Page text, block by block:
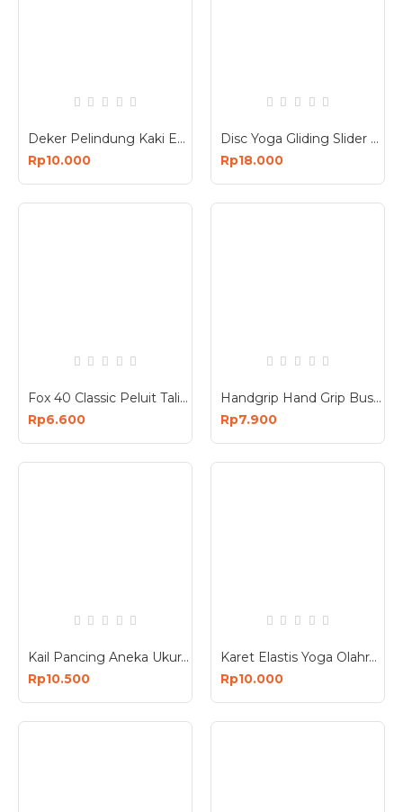
Deker Pelindung Kaki Engkel Telaisi Ankle Support Dekker
Rp10.000
Disc Yoga Gliding Slider 2 Pcs Bahan PVC EVA
Rp18.000
Fox 40 Classic Peluit Tali Fox40 Pluit Olahraga
Rp6.600
Handgrip Hand Grip Busa Foam Latihan Otot Tangan
Rp7.900
Kail Pancing Aneka Ukuran Set isi 100pcs Baja Karbon
Rp10.500
Karet Elastis Yoga Olahraga Gym Fitness Yoga
Rp10.000